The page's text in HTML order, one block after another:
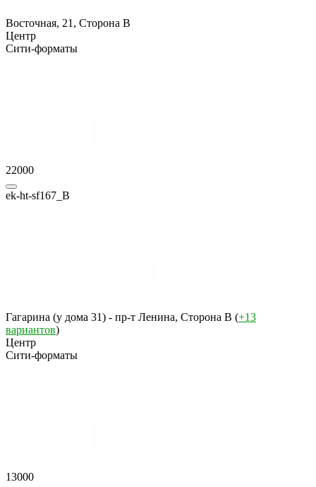
Восточная, 21, Сторона B
Центр
Сити-форматы
22000
ek-ht-sf167_B
Гагарина (у дома 31) - пр-т Ленина, Сторона B (+13
вариантов)
Центр
Сити-форматы
13000